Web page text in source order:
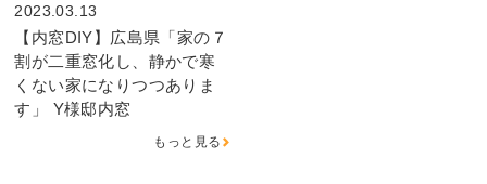
2023.03.13
【内窓DIY】広島県「家の７
割が二重窓化し、静かで寒
くない家になりつつありま
す」 Y様邸内窓
もっと見る